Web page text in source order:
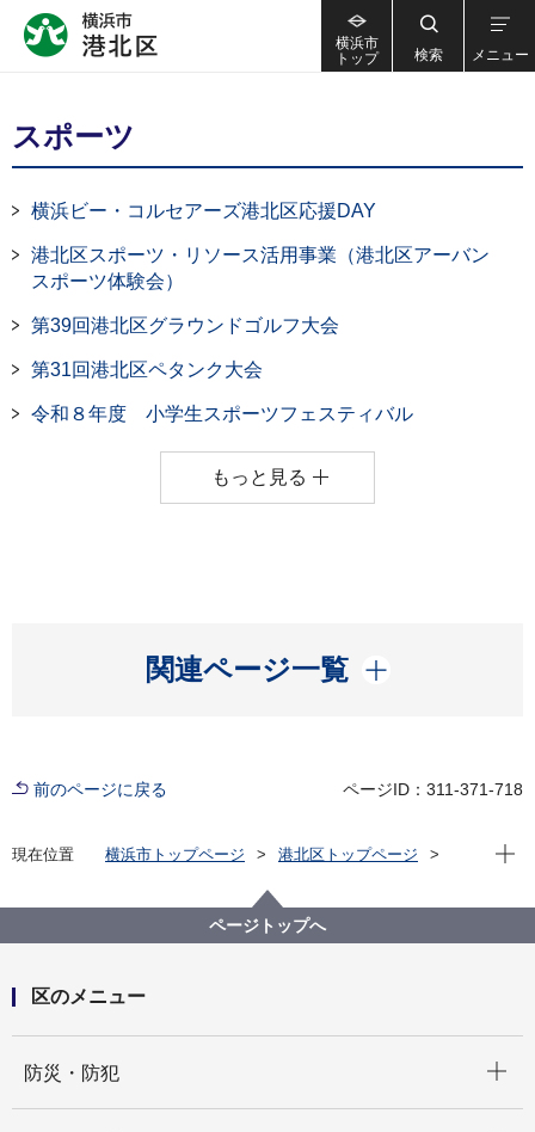
横浜市
トップ
検索 メニュー
スポーツ
横浜ビー・コルセアーズ港北区応援DAY
港北区スポーツ・リソース活用事業（港北区アーバン
スポーツ体験会）
第39回港北区グラウンドゴルフ大会
第31回港北区ペタンク大会
令和８年度 小学生スポーツフェスティバル
もっと見る
関連ページ一覧
開く
前のページに戻る ページID：311-371-718
現在位置 横浜市トップページ
港北区トップページ
現在
ページトップへ
区のメニュー
防災・防犯